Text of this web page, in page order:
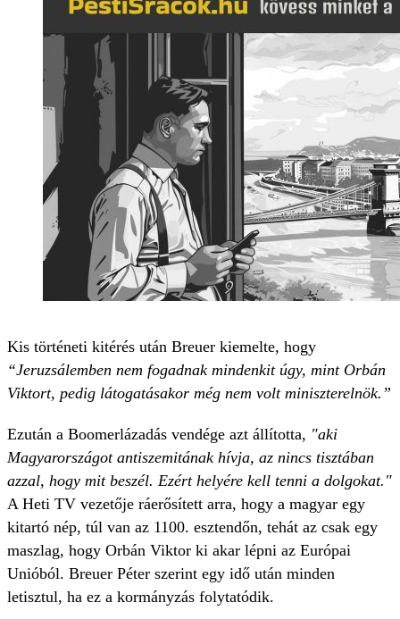
Kis történeti kitérés után Breuer kiemelte, hogy
“Jeruzsálemben nem fogadnak mindenkit úgy, mint Orbán
Viktort, pedig látogatásakor még nem volt miniszterelnök.”
Ezután a Boomerlázadás vendége azt állította, "aki
Magyarországot antiszemitának hívja, az nincs tisztában
azzal, hogy mit beszél. Ezért helyére kell tenni a dolgokat."
A Heti TV vezetője ráerősített arra, hogy a magyar egy
kitartó nép, túl van az 1100. esztendőn, tehát az csak egy
maszlag, hogy Orbán Viktor ki akar lépni az Európai
Unióból. Breuer Péter szerint egy idő után minden
letisztul, ha ez a kormányzás folytatódik.